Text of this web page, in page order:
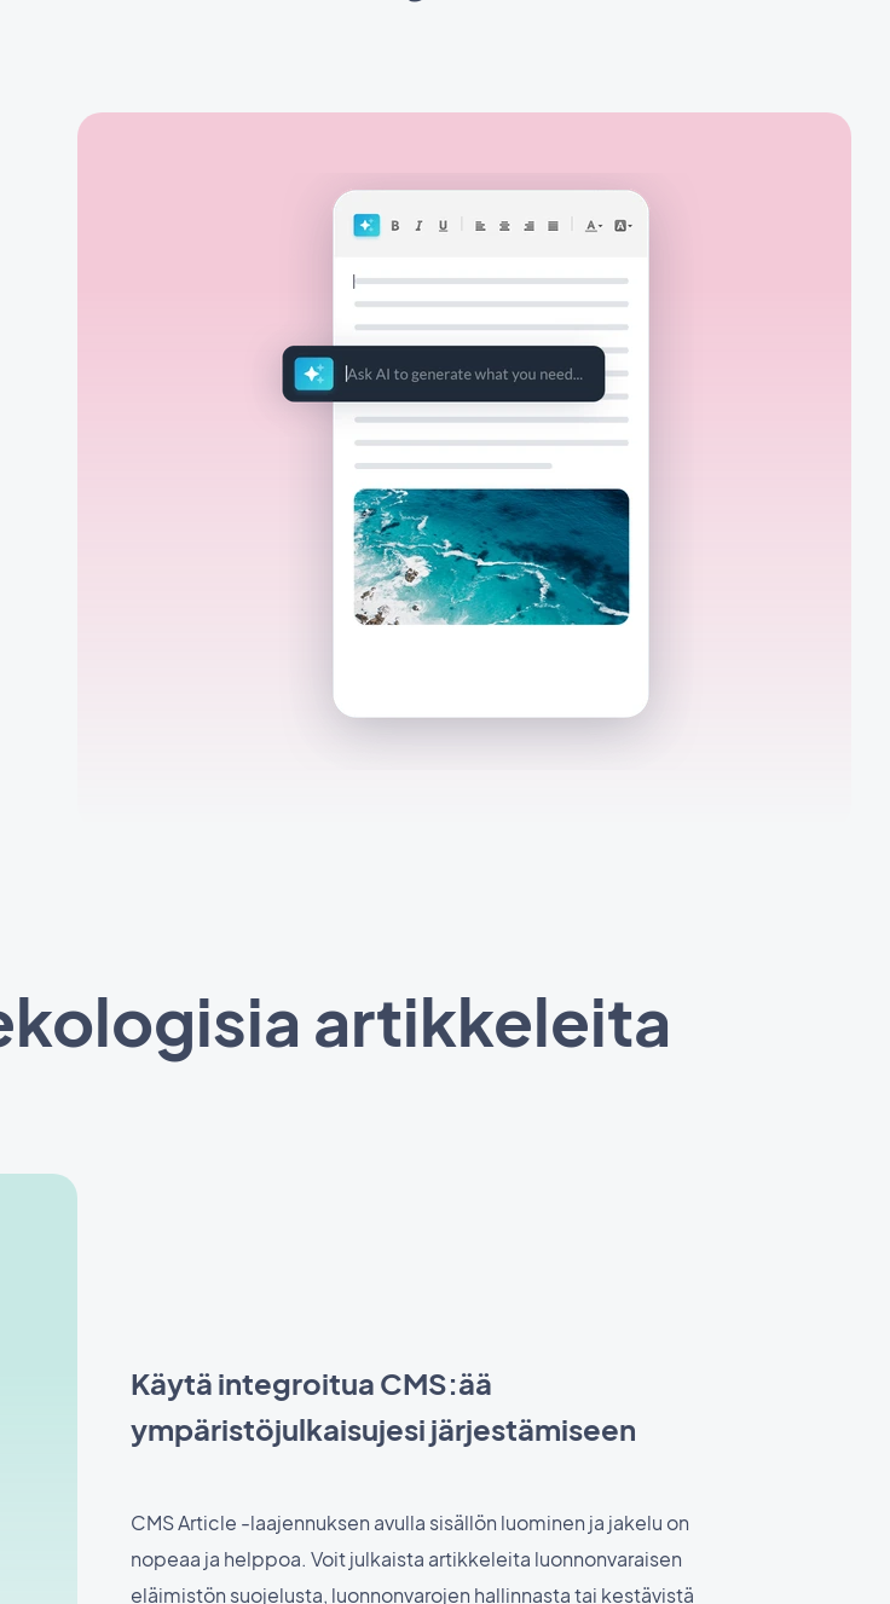
artikkeleita
Käytä integroitua CMS:ää
ympäristöjulkaisujesi järjestämiseen
CMS Article -laajennuksen avulla sisällön luominen ja jakelu on
nopeaa ja helppoa. Voit julkaista artikkeleita luonnonvaraisen
eläimistön suojelusta, luonnonvarojen hallinnasta tai kestävistä